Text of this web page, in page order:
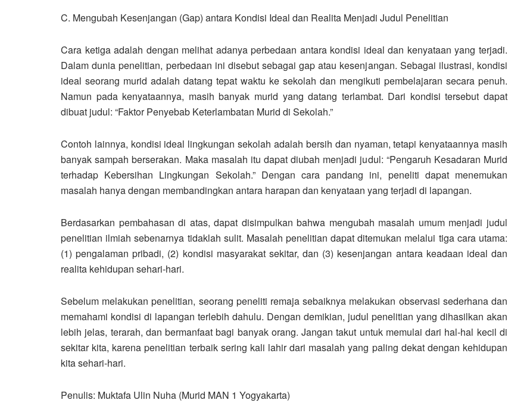
C. Mengubah Kesenjangan (Gap) antara Kondisi Ideal dan Realita Menjadi Judul Penelitian
Cara ketiga adalah dengan melihat adanya perbedaan antara kondisi ideal dan kenyataan yang terjadi.
Dalam dunia penelitian, perbedaan ini disebut sebagai gap atau kesenjangan. Sebagai ilustrasi, kondisi
ideal seorang murid adalah datang tepat waktu ke sekolah dan mengikuti pembelajaran secara penuh.
Namun pada kenyataannya, masih banyak murid yang datang terlambat. Dari kondisi tersebut dapat
dibuat judul: “Faktor Penyebab Keterlambatan Murid di Sekolah.”
Contoh lainnya, kondisi ideal lingkungan sekolah adalah bersih dan nyaman, tetapi kenyataannya masih
banyak sampah berserakan. Maka masalah itu dapat diubah menjadi judul: “Pengaruh Kesadaran Murid
terhadap Kebersihan Lingkungan Sekolah.” Dengan cara pandang ini, peneliti dapat menemukan
masalah hanya dengan membandingkan antara harapan dan kenyataan yang terjadi di lapangan.
Berdasarkan pembahasan di atas, dapat disimpulkan bahwa mengubah masalah umum menjadi judul
penelitian ilmiah sebenarnya tidaklah sulit. Masalah penelitian dapat ditemukan melalui tiga cara utama:
(1) pengalaman pribadi, (2) kondisi masyarakat sekitar, dan (3) kesenjangan antara keadaan ideal dan
realita kehidupan sehari-hari.
Sebelum melakukan penelitian, seorang peneliti remaja sebaiknya melakukan observasi sederhana dan
memahami kondisi di lapangan terlebih dahulu. Dengan demikian, judul penelitian yang dihasilkan akan
lebih jelas, terarah, dan bermanfaat bagi banyak orang. Jangan takut untuk memulai dari hal-hal kecil di
sekitar kita, karena penelitian terbaik sering kali lahir dari masalah yang paling dekat dengan kehidupan
kita sehari-hari.
Penulis: Muktafa Ulin Nuha (Murid MAN 1 Yogyakarta)